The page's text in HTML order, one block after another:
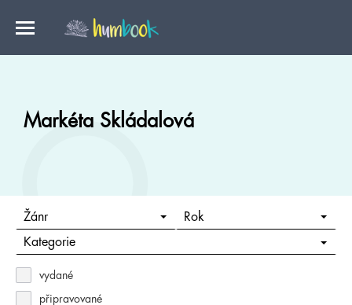
Markéta Skládalová
Žánr Rok
Kategorie
vydané
připravované